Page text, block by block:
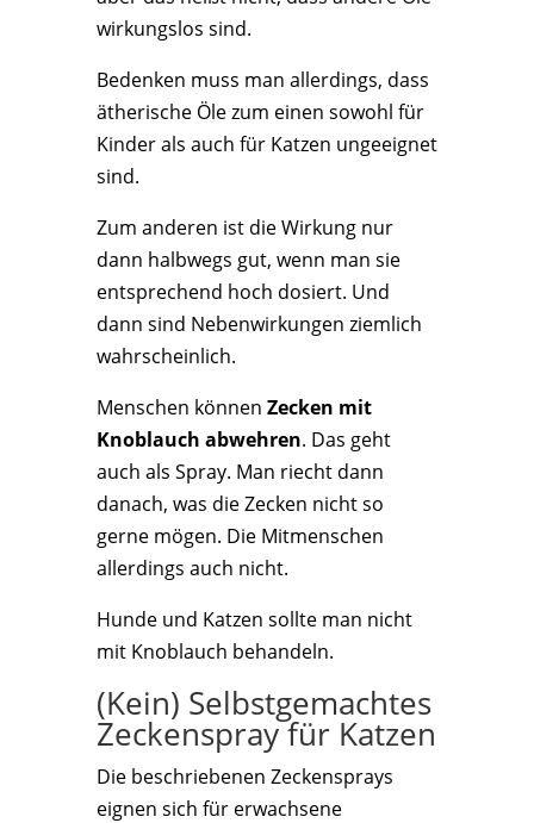
wirkungslos sind.
Bedenken muss man allerdings, dass
ätherische Öle zum einen sowohl für
Kinder als auch für Katzen ungeeignet
sind.
Zum anderen ist die Wirkung nur
dann halbwegs gut, wenn man sie
entsprechend hoch dosiert. Und
dann sind Nebenwirkungen ziemlich
wahrscheinlich.
Menschen können Zecken mit
Knoblauch abwehren. Das geht
auch als Spray. Man riecht dann
danach, was die Zecken nicht so
gerne mögen. Die Mitmenschen
allerdings auch nicht.
Hunde und Katzen sollte man nicht
mit Knoblauch behandeln.
(Kein) Selbstgemachtes
Zeckenspray für Katzen
Die beschriebenen Zeckensprays
eignen sich für erwachsene